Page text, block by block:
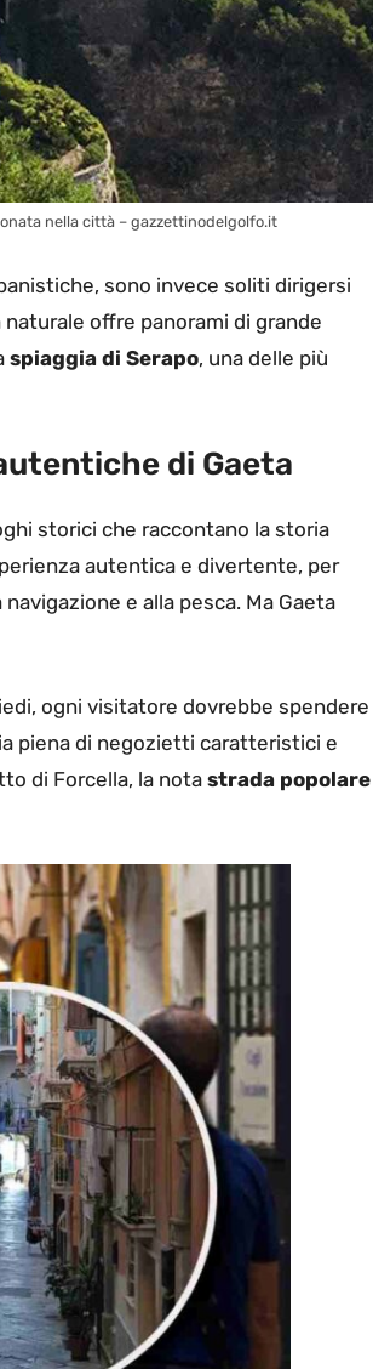
nella città – gazzettinodelgolfo.it
sono invece soliti dirigersi
naturale offre panorami di grande
spiaggia di Serapo, una delle più
di Gaeta
storici che raccontano la storia
autentica e divertente, per
e alla pesca. Ma Gaeta
ogni visitatore dovrebbe spendere
piena di negozietti caratteristici e
di Forcella, la nota strada popolare